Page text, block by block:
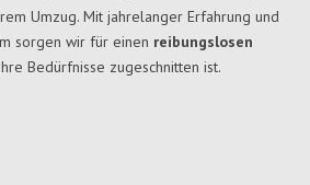
Umzug. Mit jahrelanger Erfahrung und
sorgen wir für einen reibungslosen
Bedürfnisse zugeschnitten ist.